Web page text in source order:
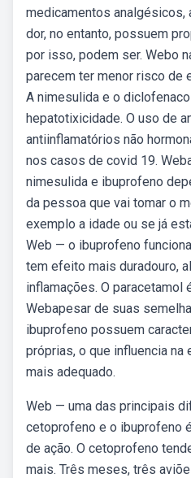
medicamentos
dor, no entanto, possuem
por isso, podem ser. Webo
parecem ter menor risco de
A nimesulida e o
hepatotixicidade. O uso de
antiinflamatórios não
nos casos de covid 19.
nimesulida e ibuprofeno
da pessoa que vai tomar o
exemplo a idade ou se já
Web — o ibuprofeno
tem efeito mais duradouro,
inflamações. O paracetamol
Webapesar de suas
ibuprofeno possuem
próprias, o que influencia na
mais adequado.
Web — uma das principais
cetoprofeno e o ibuprofeno
de ação. O cetoprofeno
mais. Três meses, três